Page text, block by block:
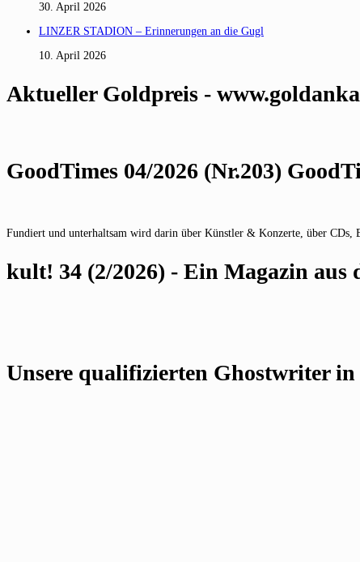
30. April 2026
LINZER STADION – Erinnerungen an die Gugl
10. April 2026
Aktueller Goldpreis -
GoodTimes 04/2026 (Nr.203)
Fundiert und unterhaltsam wird darin über Künstler & Konzerte, über CDs,
kult! 34 (2/2026) - Ein Magazin aus
Unsere qualifizierten Ghostwriter